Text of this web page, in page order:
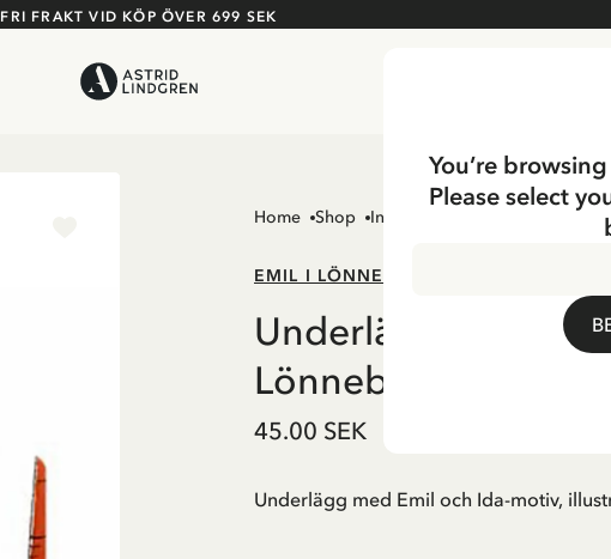
FRI FRAKT VID KÖP ÖVER 699 SEK
Home Shop Inredning
EMIL I LÖNNEBERGA
Underlägg Emil och
Lönneberga
45.00 SEK
Underlägg med Emil och Ida-motiv,
You’re
Please select